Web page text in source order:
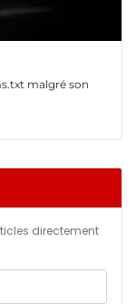
malgré son
directement